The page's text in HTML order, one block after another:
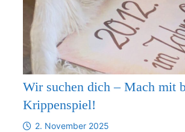
Wir suchen dich – Mach mit
Krippenspiel!
2. November 2025